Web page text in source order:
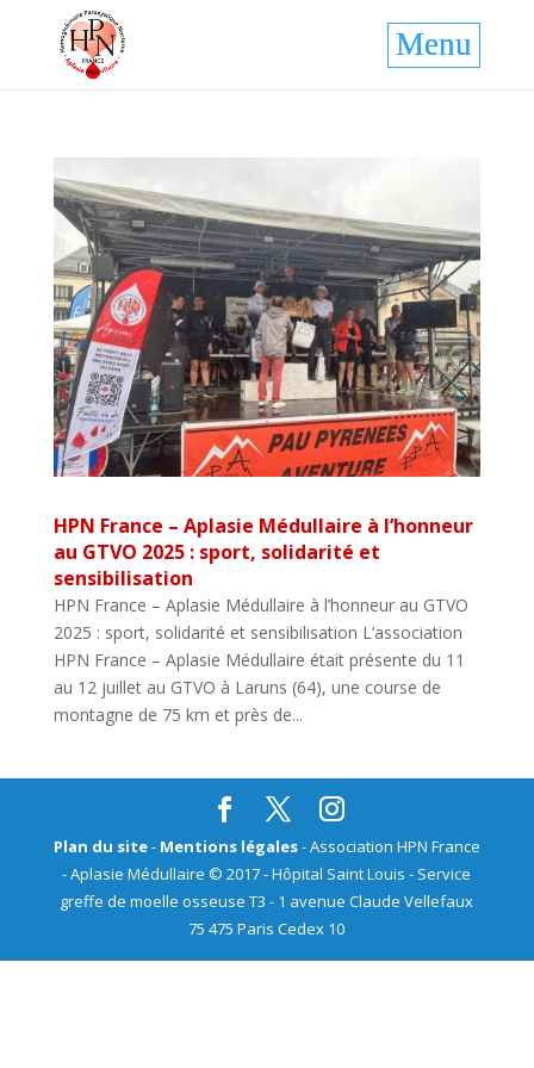
HPN France – Aplasie Médullaire à l’honneur
au GTVO 2025 : sport, solidarité et
sensibilisation
HPN France – Aplasie Médullaire à l’honneur au GTVO
2025 : sport, solidarité et sensibilisation L’association
HPN France – Aplasie Médullaire était présente du 11
au 12 juillet au GTVO à Laruns (64), une course de
montagne de 75 km et près de...
Plan du site- Mentions légales- Association HPN France
- Aplasie Médullaire © 2017 - Hôpital Saint Louis - Service
greffe de moelle osseuse T3 - 1 avenue Claude Vellefaux
75 475 Paris Cedex 10